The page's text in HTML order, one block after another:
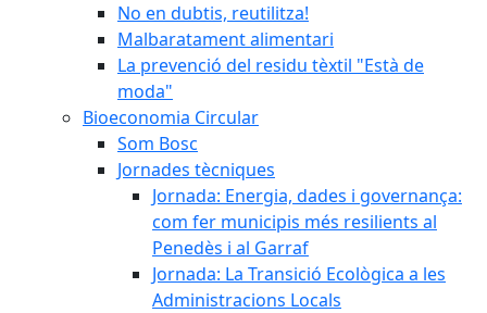
No en dubtis, reutilitza!
Malbaratament alimentari
La prevenció del residu tèxtil "Està de
moda"
Bioeconomia Circular
Som Bosc
Jornades tècniques
Jornada: Energia, dades i governança:
com fer municipis més resilients al
Penedès i al Garraf
Jornada: La Transició Ecològica a les
Administracions Locals